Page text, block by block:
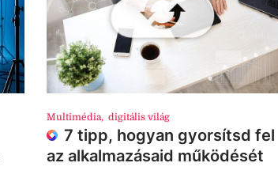
Multimédia, digitális világ
7 tipp, hogyan gyorsítsd fel
az alkalmazásaid működését